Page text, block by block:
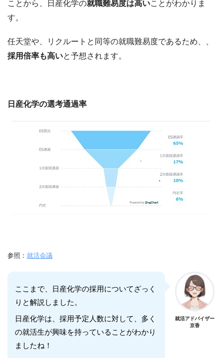
ことから、日産化学の就職難易度は高いことがわかりま
す。
任天堂や、リクルートと同等の就職難易度であるため、、
採用倍率も高いと予想されます。
日産化学の選考通過率
参照： 就活会議
ここまで、日産化学の採用についてざっく
りと解説しました。
日産化学は、採用予定人数に対して、多く
の就活生が興味を持っていることがわかり
ましたね！
就活アドバイザー
京香